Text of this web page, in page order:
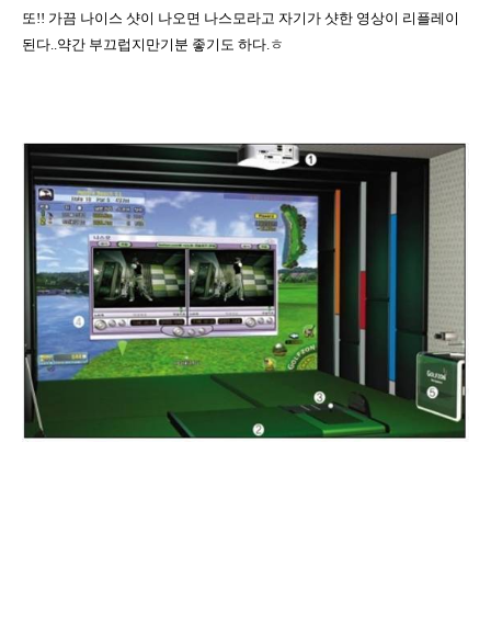
또!! 가끔 나이스 샷이 나오면 나스모라고 자기가 샷한 영상이 리플레이
된다..약간 부끄럽지만기분 좋기도 하다.ㅎ